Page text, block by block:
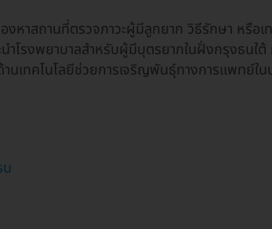
หาสถานที่ตรวจภาวะผู้มีลูกยาก วิธีรักษา หรือเ
ำโรงพยาบาลสำหรับผู้มีบุตรยากในฝั่งกรุงธนใ
นเทคโนโลยีช่วยการเจริญพันธุ์ทางการแพทย์ใน